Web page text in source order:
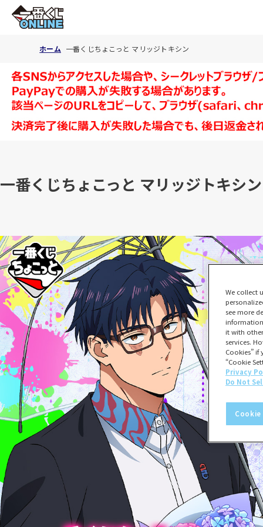
ホーム 一番くじちょこっと マリッジトキシン
一番くじちょこっと マリッジトキシン
We collect
see more
it with
services.
Cookies”
“Cookie
Privacy
Do Not